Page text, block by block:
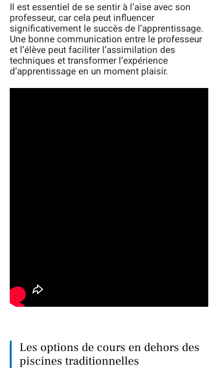
Il est essentiel de se sentir à l’aise avec son
professeur, car cela peut influencer
significativement le succès de l’apprentissage.
Une bonne communication entre le professeur
et l’élève peut faciliter l’assimilation des
techniques et transformer l’expérience
d’apprentissage en un moment plaisir.
Les options de cours en dehors des
piscines traditionnelles